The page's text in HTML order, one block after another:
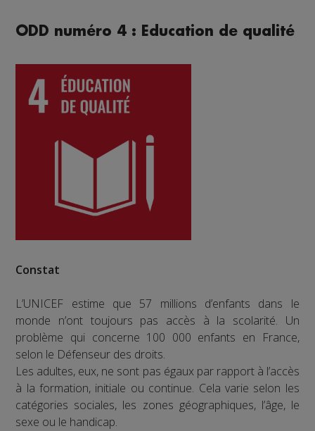
ODD numéro 4 : Education de qualité
Constat
L’UNICEF estime que 57 millions d’enfants dans le
monde n’ont toujours pas accès à la scolarité. Un
problème qui concerne 100 000 enfants en France,
selon le Défenseur des droits.
Les adultes, eux, ne sont pas égaux par rapport à l’accès
à la formation, initiale ou continue. Cela varie selon les
catégories sociales, les zones géographiques, l’âge, le
sexe ou le handicap.